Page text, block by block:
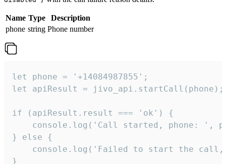
Name Type
Description
phone string Phone number
let phone = '+14084987855';
let apiResult = jivo_api.startCall(phone);
if (apiResult.result === 'ok') {
console.log('Call started, phone: ',
} else {
console.log('Failed to start the
}